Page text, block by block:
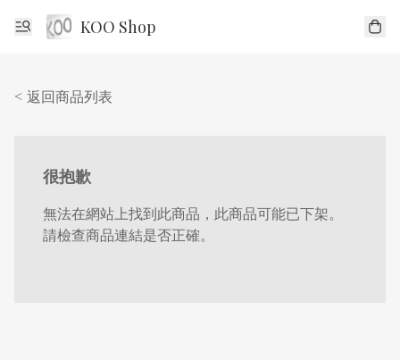
KOO Shop
< 返回商品列表
很抱歉
無法在網站上找到此商品，此商品可能已下架。
請檢查商品連結是否正確。